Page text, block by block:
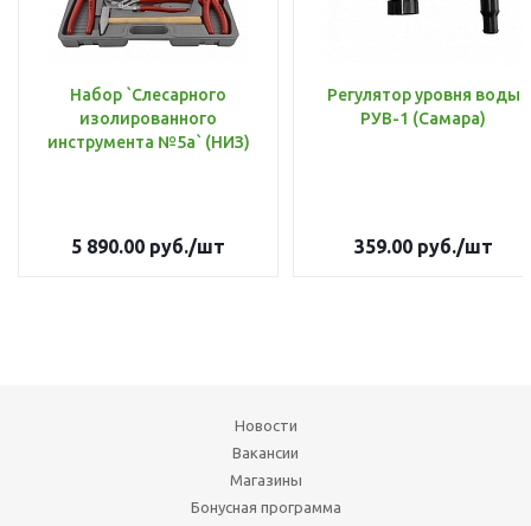
Набор `Слесарного
изолированного
инструмента №5а` (НИЗ)
5 890.00 руб./шт
Регулятор уровня воды
РУВ-1 (Самара)
359.00руб./шт
Новости
Вакансии
Магазины
Бонусная программа